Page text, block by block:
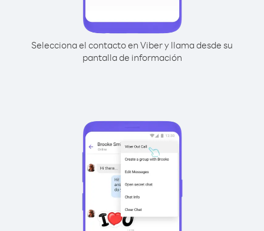
Selecciona el contacto en Viber y llama desde su
pantalla de información